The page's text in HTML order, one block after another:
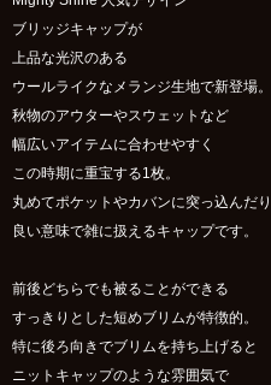
ブリッジキャップが
上品な光沢のある
ウールライクなメランジ生地で新登場。
秋物のアウターやスウェットなど
幅広いアイテムに合わせやすく
この時期に重宝する1枚。
丸めてポケットやカバンに突っ込んだり
良い意味で雑に扱えるキャップです。
前後どちらでも被ることができる
すっきりとした短めブリムが特徴的。
特に後ろ向きでブリムを持ち上げると
ニットキャップのような雰囲気で